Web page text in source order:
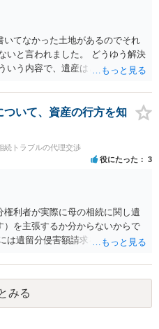
てなかった土地があるのでそれ
いと言われました。 どうゆう解決
う内容で、遺産はどれくらいあ
ることは難しいです。 遺留分
法改正により現金で支払うことに
で解決しない可能性はありま
地は、遺産分割により、相手が
す。 弁護士に面談で詳しい事
ます。
いて、資産の行方を知
続トラブルの代理交渉
役にたった 3
利者が実際に母の相続に関し遺
を主張するか分からないからで
は遺留分侵害額請求を行使しない
とも一つの方法です。
みる